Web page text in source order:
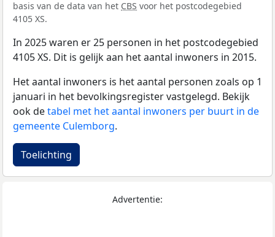
basis van de data van het CBS voor het postcodegebied
4105 XS.
In 2025 waren er 25 personen in het postcodegebied
4105 XS. Dit is gelijk aan het aantal inwoners in 2015.
Het aantal inwoners is het aantal personen zoals op 1
januari in het bevolkingsregister vastgelegd. Bekijk
ook detabel met het aantal inwoners per buurt in de
gemeente Culemborg.
Toelichting
Advertentie: